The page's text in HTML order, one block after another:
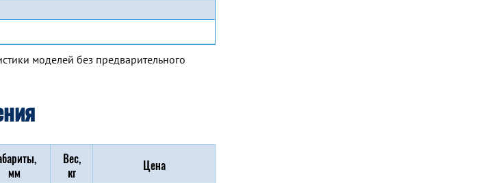
моделей без предварительного
мм
Вес,
кг
Цена